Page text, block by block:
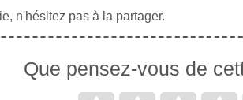
n'hésitez pas à la partager.
Que pensez-vous de